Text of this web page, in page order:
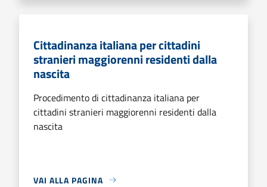
Cittadinanza italiana per cittadini
stranieri maggiorenni residenti dalla
nascita
Procedimento di cittadinanza italiana per
cittadini stranieri maggiorenni residenti dalla
nascita
VAI ALLA PAGINA